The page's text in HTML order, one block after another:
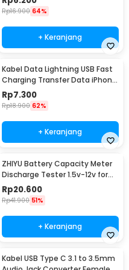
Rp16.900 64%
+ Keranjang
Kabel Data Lightning USB Fast
Charging Transfer Data iPhone
2.4A 1M - S-IP5G
Rp7.300
Rp18.900 62%
+ Keranjang
ZHIYU Battery Capacity Meter
Discharge Tester 1.5v-12v for
18650 - HW-586
Rp20.600
Rp41.900 51%
+ Keranjang
Kabel USB Type C 3.1 to 3.5mm